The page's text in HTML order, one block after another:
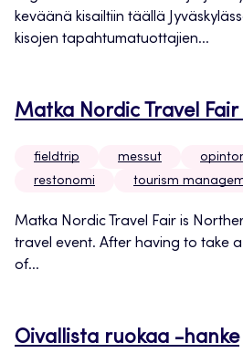
keväänä kisailtiin täällä
kisojen tapahtumatuottajien...
Matka Nordic Travel Fair
fieldtrip messut
restonomi
tourism
Matka Nordic Travel Fair is
travel event. After having to take
of...
Oivallista ruokaa -hanke